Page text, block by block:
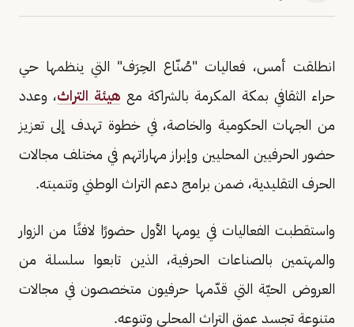
انطلقت أمس، فعاليات "صُنّاع الحِرَف" التي ينظمها حي
حراء الثقافي بمكة المكرمة بالشراكة مع هيئة التراث، وعدد
من الجهات الحكومية والخاصة، في خطوة تهدف إلى تعزيز
حضور الحرفيين المحليين وإبراز مهاراتهم في مختلف مجالات
الحرف التقليدية، ضمن برامج دعم التراث الوطني وتنميته.
واستقطبت الفعاليات في يومها الأول حضورًا لافتًا من الزوار
والمهتمين بالصناعات الحرفية، الذين تابعوا سلسلة من
العروض الحيّة التي قدّمها حرفيون متخصصون في مجالات
متنوعة تجسد عمق التراث المحلي وتنوعه.